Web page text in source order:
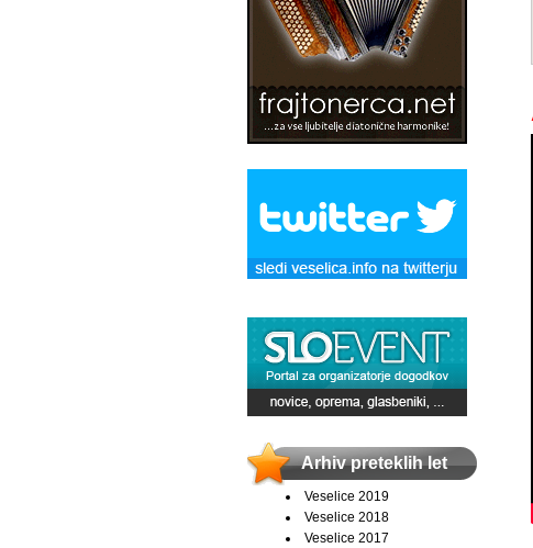
Arhiv preteklih let
Veselice 2019
Veselice 2018
Veselice 2017